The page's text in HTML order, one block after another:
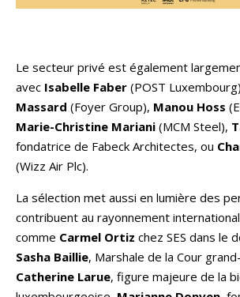
Le secteur privé est également
avec Isabelle Faber (POST
Massard (Foyer Group), Manou Hoss
Marie-Christine Mariani (MCM Steel),
fondatrice de Fabeck Architectes, ou
(Wizz Air Plc).
La sélection met aussi en lumière des
contribuent au rayonnement
comme Carmel Ortiz chez SES dans le
Sasha Baillie, Marshale de la Cour
Catherine Larue, figure majeure de la